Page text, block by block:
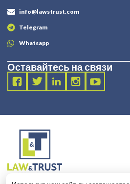
info@lawstrust.com
Telegram
Whatsapp
Оставайтесь на связи
2003 - 2025 LANDT LEGAL LLP